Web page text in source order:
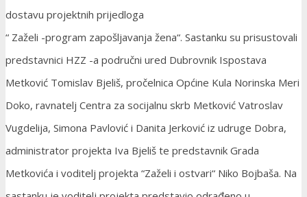
dostavu projektnih prijedloga
“ Zaželi -program zapošljavanja žena“. Sastanku su prisustovali
predstavnici HZZ -a područni ured Dubrovnik Ispostava
Metković Tomislav Bjeliš, pročelnica Općine Kula Norinska Meri
Doko, ravnatelj Centra za socijalnu skrb Metković Vatroslav
Vugdelija, Simona Pavlović i Danita Jerković iz udruge Dobra,
administrator projekta Iva Bjeliš te predstavnik Grada
Metkovića i voditelj projekta “Zaželi i ostvari“ Niko Bojbaša. Na